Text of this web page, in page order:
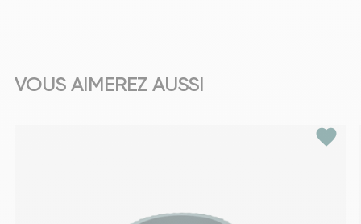
VOUS AIMEREZ AUSSI
favorite